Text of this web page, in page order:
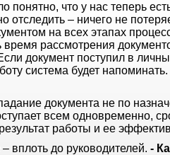
понятно, что у нас теперь
отследить – ничего не
на всех этапах
время рассмотрения
документ поступил в
система будет
документа не по
всем одновременно,
работы и ее
вплоть до руководителей. -